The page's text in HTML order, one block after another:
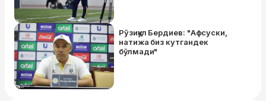
Рўзиқул Бердиев: "Афсуски,
натижа биз кутгандек
бўлмади"